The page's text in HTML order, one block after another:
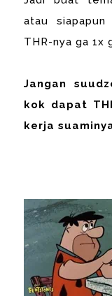
atau
THR-nya ga 1x
Jangan
kok dapat
kerja